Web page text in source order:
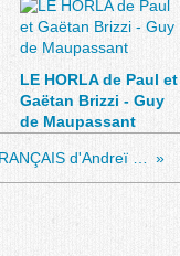
LE HORLA de Paul et
Gaëtan Brizzi - Guy
de Maupassant